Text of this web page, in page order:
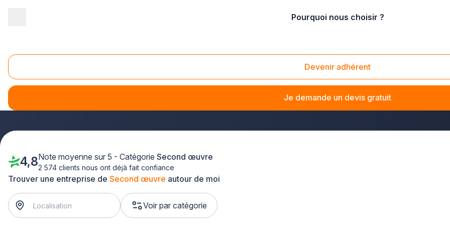
Pourquoi nous choisir ?
Devenir adhérent
Je demande un devis gratuit
Second oeuvre Eure-et-Loir (28)
Vous recherchez des professionnels du second œuvre en Eure-et-Loir ? La solution Plus que pro vous met en relation
vos projets de finitions et d'aménagement. Que vous souhaitiez rénover votre intérieur à Chartres, aménager vos
réseau d'artisans du second œuvre intervient dans tout le département (28).
Trouver une entreprise de Second œuvre autour de moi
Voir par catégorie
4,8Note moyenne sur 5 - Catégorie Second œuvre
2 574 clients nous ont déjà fait confiance